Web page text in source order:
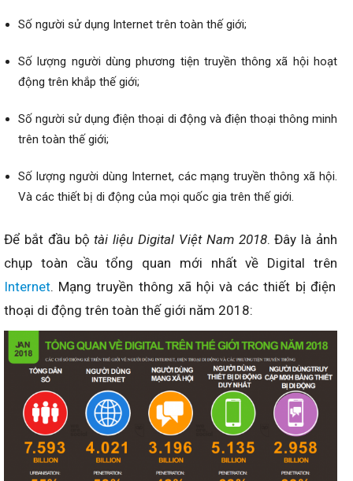
Số người sử dụng Internet trên toàn thế giới;
Số lượng người dùng phương tiện truyền thông xã hội hoạt
động trên khắp thế giới;
Số người sử dụng điện thoại di động và điện thoại thông minh
trên toàn thế giới;
Số lượng người dùng Internet, các mạng truyền thông xã hội.
Và các thiết bị di động của mọi quốc gia trên thế giới.
Để bắt đầu bộtài liệu Digital Việt Nam 2018. Đây là ảnh
chụp toàn cầu tổng quan mới nhất về Digital trên
Internet. Mạng truyền thông xã hội và các thiết bị điện
thoại di động trên toàn thế giới năm 2018: